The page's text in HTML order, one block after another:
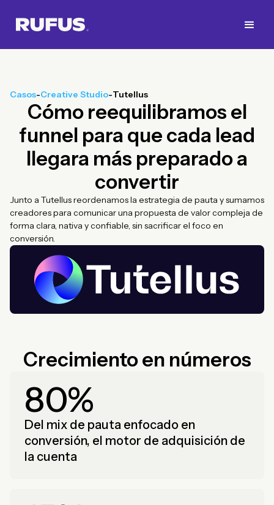
Casos-Creative Studio-Tutellus
Cómo reequilibramos el
funnel para que cada lead
llegara más preparado a
convertir
Junto a Tutellus reordenamos la estrategia de pauta y sumamos
creadores para comunicar una propuesta de valor compleja de
forma clara, nativa y confiable, sin sacrificar el foco en
conversión.
Crecimiento en números
80%
Del mix de pauta enfocado en
conversión, el motor de adquisición de
la cuenta